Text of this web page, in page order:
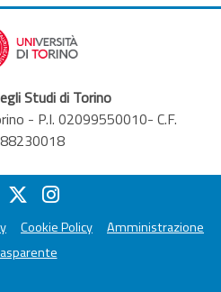
Studi di Torino
- P.I. 02099550010- C.F.
Cookie Policy
Amministrazione